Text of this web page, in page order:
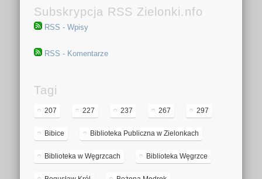
Subskrypcja RSS Zielonki.nfo
RSS - Wpisy
RSS - Komentarze
Tagi
207 227 237 267 297
Bibice Biblioteka Publiczna w Zielonkach
Biblioteka w Węgrzcach Biblioteka Węgrzce